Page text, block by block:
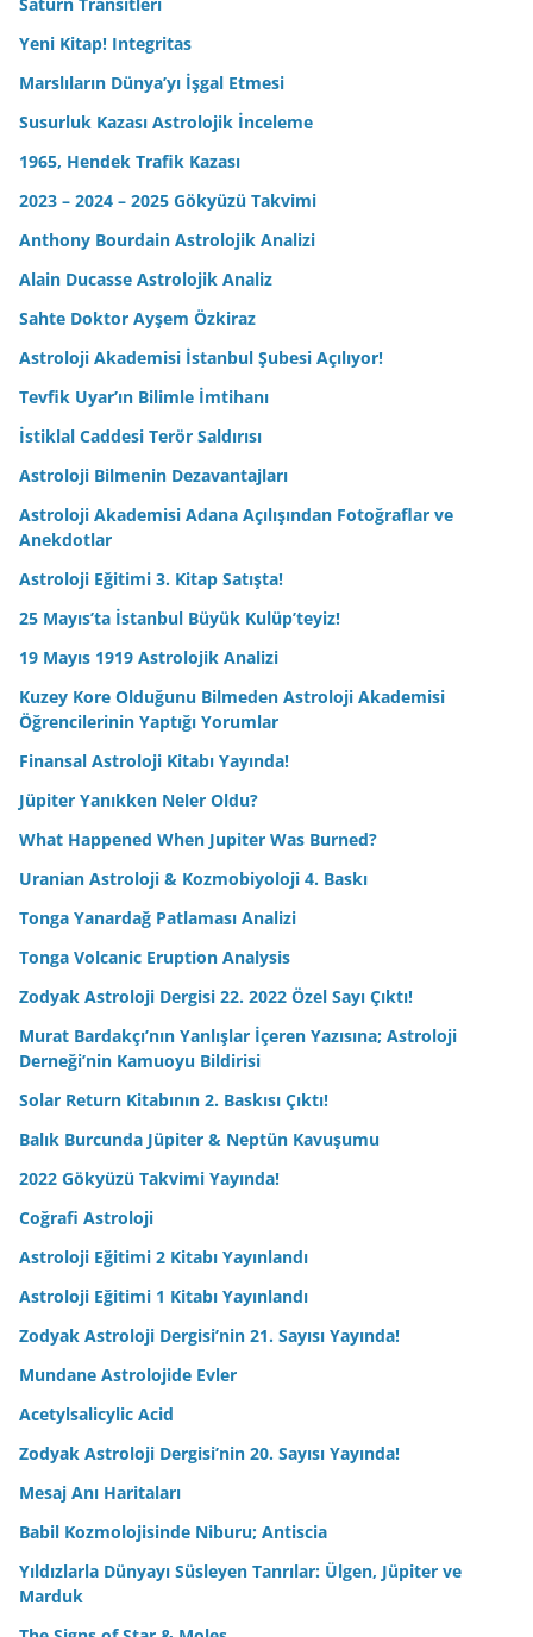
Yeni Kitap! Integritas
Marslıların Dünya’yı İşgal Etmesi
Susurluk Kazası Astrolojik İnceleme
1965, Hendek Trafik Kazası
2023 – 2024 – 2025 Gökyüzü Takvimi
Anthony Bourdain Astrolojik Analizi
Alain Ducasse Astrolojik Analiz
Sahte Doktor Ayşem Özkiraz
Astroloji Akademisi İstanbul Şubesi Açılıyor!
Tevfik Uyar’ın Bilimle İmtihanı
İstiklal Caddesi Terör Saldırısı
Astroloji Bilmenin Dezavantajları
Astroloji Akademisi Adana Açılışından Fotoğraflar ve
Anekdotlar
Astroloji Eğitimi 3. Kitap Satışta!
25 Mayıs’ta İstanbul Büyük Kulüp’teyiz!
19 Mayıs 1919 Astrolojik Analizi
Kuzey Kore Olduğunu Bilmeden Astroloji Akademisi
Öğrencilerinin Yaptığı Yorumlar
Finansal Astroloji Kitabı Yayında!
Jüpiter Yanıkken Neler Oldu?
What Happened When Jupiter Was Burned?
Uranian Astroloji & Kozmobiyoloji 4. Baskı
Tonga Yanardağ Patlaması Analizi
Tonga Volcanic Eruption Analysis
Zodyak Astroloji Dergisi 22. 2022 Özel Sayı Çıktı!
Murat Bardakçı’nın Yanlışlar İçeren Yazısına; Astroloji
Derneği’nin Kamuoyu Bildirisi
Solar Return Kitabının 2. Baskısı Çıktı!
Balık Burcunda Jüpiter & Neptün Kavuşumu
2022 Gökyüzü Takvimi Yayında!
Coğrafi Astroloji
Astroloji Eğitimi 2 Kitabı Yayınlandı
Astroloji Eğitimi 1 Kitabı Yayınlandı
Zodyak Astroloji Dergisi’nin 21. Sayısı Yayında!
Mundane Astrolojide Evler
Acetylsalicylic Acid
Zodyak Astroloji Dergisi’nin 20. Sayısı Yayında!
Mesaj Anı Haritaları
Babil Kozmolojisinde Niburu; Antiscia
Yıldızlarla Dünyayı Süsleyen Tanrılar: Ülgen, Jüpiter ve
Marduk